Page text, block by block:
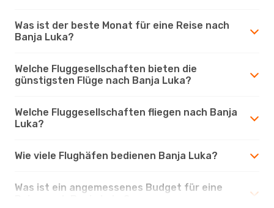
Was ist der beste Monat für eine Reise nach
Banja Luka?
Welche Fluggesellschaften bieten die
günstigsten Flüge nach Banja Luka?
Welche Fluggesellschaften fliegen nach Banja
Luka?
Wie viele Flughäfen bedienen Banja Luka?
Was ist ein angemessenes Budget für eine